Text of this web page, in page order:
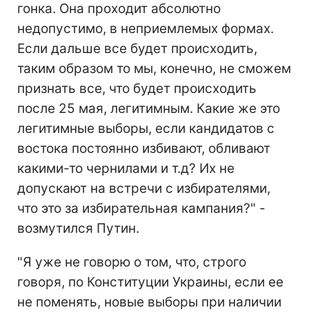
гонка. Она проходит абсолютно
недопустимо, в неприемлемых формах.
Если дальше все будет происходить,
таким образом то мы, конечно, не сможем
признать все, что будет происходить
после 25 мая, легитимным. Какие же это
легитимные выборы, если кандидатов с
востока постоянно избивают, обливают
какими-то чернилами и т.д? Их не
допускают на встречи с избирателями,
что это за избирательная кампания?" -
возмутился Путин.
"Я уже не говорю о том, что, строго
говоря, по Конституции Украины, если ее
не поменять, новые выборы при наличии